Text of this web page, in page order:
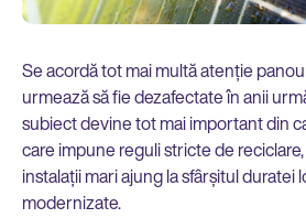
Se acordă tot mai multă atenție
urmează să fie dezafectate în anii
subiect devine tot mai important din
care impune reguli stricte de
instalații mari ajung la sfârșitul duratei
modernizate.